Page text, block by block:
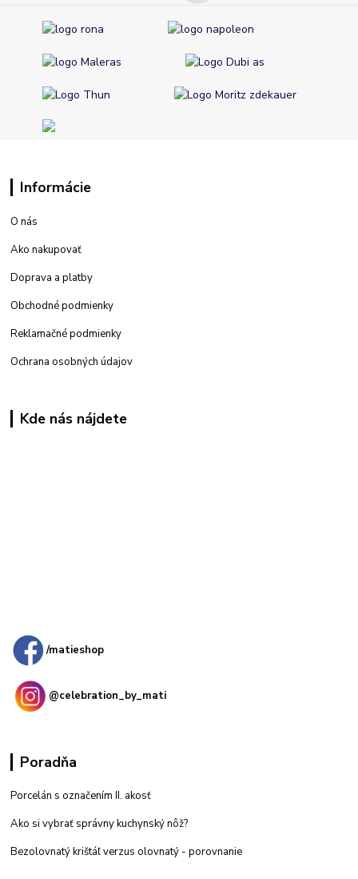
Informácie
O nás
Ako nakupovať
Doprava a platby
Obchodné podmienky
Reklamačné podmienky
Ochrana osobných údajov
Kde nás nájdete
/matieshop
@celebration_by_mati
Poradňa
Porcelán s označením II. akosť
Ako si vybrať správny kuchynský nôž?
Bezolovnatý krištáľ verzus olovnatý - porovnanie